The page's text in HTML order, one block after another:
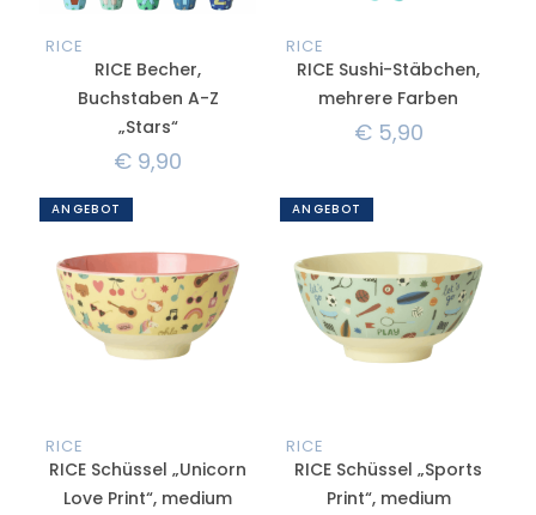
RICE
RICE Becher,
Buchstaben A-Z
„Stars“
€ 9,90
RICE
RICE Sushi-Stäbchen,
mehrere Farben
€5,90
ANGEBOT
RICE
RICE Schüssel „Unicorn
Love Print“, medium
ANGEBOT
RICE
RICE Schüssel „Sports
Print“, medium